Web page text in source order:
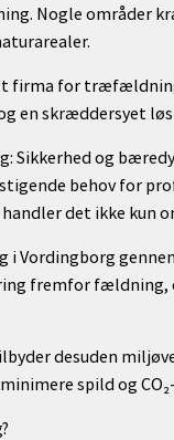
Nogle områder
firma for
en skræddersyet
Sikkerhed og
behov for
det ikke kun
Vordingborg
fremfor fældning,
desuden
spild og